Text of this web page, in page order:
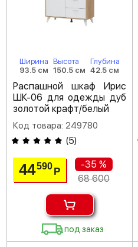
Ширина
93.5 см
Высота
150.5 см
Глубина
42.5 см
Распашной шкаф Ирис
ШК-06 для одежды дуб
золотой крафт/белый
Код товара: 249780
(5)
44590Р
-35 %
68 600
под заказ